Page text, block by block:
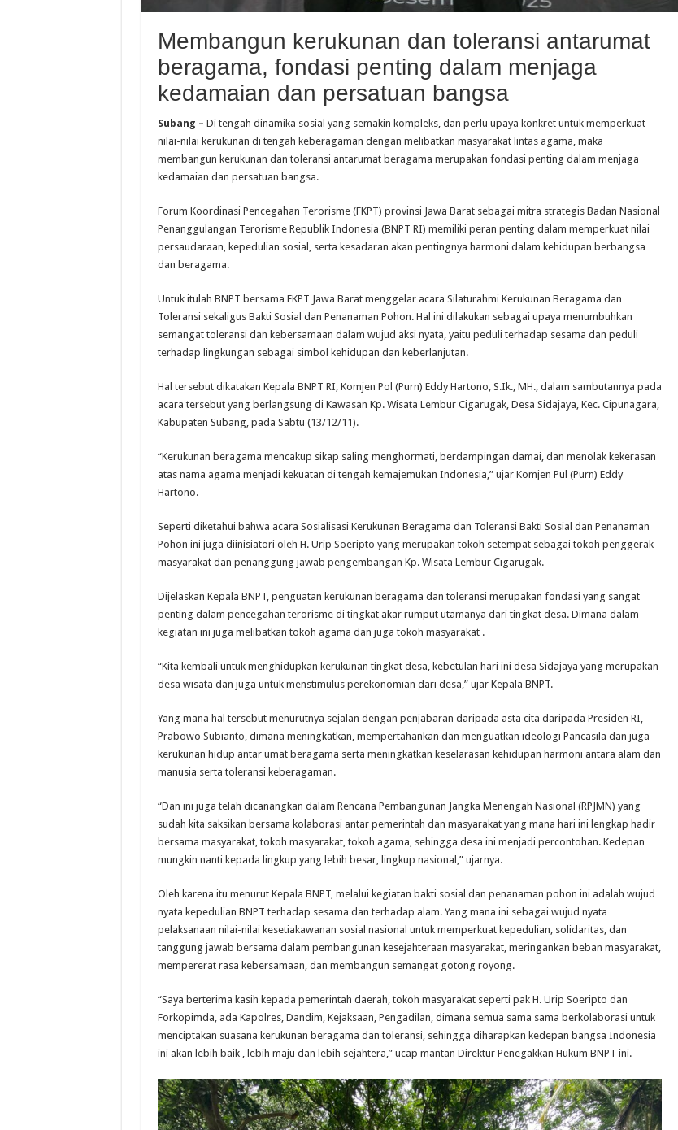
Membangun kerukunan dan toleransi antarumat
beragama, fondasi penting dalam menjaga
kedamaian dan persatuan bangsa
Subang – Di tengah dinamika sosial yang semakin kompleks, dan perlu upaya konkret untuk memperkuat
nilai-nilai kerukunan di tengah keberagaman dengan melibatkan masyarakat lintas agama, maka
membangun kerukunan dan toleransi antarumat beragama merupakan fondasi penting dalam menjaga
kedamaian dan persatuan bangsa.
Forum Koordinasi Pencegahan Terorisme (FKPT) provinsi Jawa Barat sebagai mitra strategis Badan Nasional
Penanggulangan Terorisme Republik Indonesia (BNPT RI) memiliki peran penting dalam memperkuat nilai
persaudaraan, kepedulian sosial, serta kesadaran akan pentingnya harmoni dalam kehidupan berbangsa
dan beragama.
Untuk itulah BNPT bersama FKPT Jawa Barat menggelar acara Silaturahmi Kerukunan Beragama dan
Toleransi sekaligus Bakti Sosial dan Penanaman Pohon. Hal ini dilakukan sebagai upaya menumbuhkan
semangat toleransi dan kebersamaan dalam wujud aksi nyata, yaitu peduli terhadap sesama dan peduli
terhadap lingkungan sebagai simbol kehidupan dan keberlanjutan.
Hal tersebut dikatakan Kepala BNPT RI, Komjen Pol (Purn) Eddy Hartono, S.Ik., MH., dalam sambutannya pada
acara tersebut yang berlangsung di Kawasan Kp. Wisata Lembur Cigarugak, Desa Sidajaya, Kec. Cipunagara,
Kabupaten Subang, pada Sabtu (13/12/11).
“Kerukunan beragama mencakup sikap saling menghormati, berdampingan damai, dan menolak kekerasan
atas nama agama menjadi kekuatan di tengah kemajemukan Indonesia,” ujar Komjen Pul (Purn) Eddy
Hartono.
Seperti diketahui bahwa acara Sosialisasi Kerukunan Beragama dan Toleransi Bakti Sosial dan Penanaman
Pohon ini juga diinisiatori oleh H. Urip Soeripto yang merupakan tokoh setempat sebagai tokoh penggerak
masyarakat dan penanggung jawab pengembangan Kp. Wisata Lembur Cigarugak.
Dijelaskan Kepala BNPT, penguatan kerukunan beragama dan toleransi merupakan fondasi yang sangat
penting dalam pencegahan terorisme di tingkat akar rumput utamanya dari tingkat desa. Dimana dalam
kegiatan ini juga melibatkan tokoh agama dan juga tokoh masyarakat .
“Kita kembali untuk menghidupkan kerukunan tingkat desa, kebetulan hari ini desa Sidajaya yang merupakan
desa wisata dan juga untuk menstimulus perekonomian dari desa,” ujar Kepala BNPT.
Yang mana hal tersebut menurutnya sejalan dengan penjabaran daripada asta cita daripada Presiden RI,
Prabowo Subianto, dimana meningkatkan, mempertahankan dan menguatkan ideologi Pancasila dan juga
kerukunan hidup antar umat beragama serta meningkatkan keselarasan kehidupan harmoni antara alam dan
manusia serta toleransi keberagaman.
“Dan ini juga telah dicanangkan dalam Rencana Pembangunan Jangka Menengah Nasional (RPJMN) yang
sudah kita saksikan bersama kolaborasi antar pemerintah dan masyarakat yang mana hari ini lengkap hadir
bersama masyarakat, tokoh masyarakat, tokoh agama, sehingga desa ini menjadi percontohan. Kedepan
mungkin nanti kepada lingkup yang lebih besar, lingkup nasional,” ujarnya.
Oleh karena itu menurut Kepala BNPT, melalui kegiatan bakti sosial dan penanaman pohon ini adalah wujud
nyata kepedulian BNPT terhadap sesama dan terhadap alam. Yang mana ini sebagai wujud nyata
pelaksanaan nilai-nilai kesetiakawanan sosial nasional untuk memperkuat kepedulian, solidaritas, dan
tanggung jawab bersama dalam pembangunan kesejahteraan masyarakat, meringankan beban masyarakat,
mempererat rasa kebersamaan, dan membangun semangat gotong royong.
“Saya berterima kasih kepada pemerintah daerah, tokoh masyarakat seperti pak H. Urip Soeripto dan
Forkopimda, ada Kapolres, Dandim, Kejaksaan, Pengadilan, dimana semua sama sama berkolaborasi untuk
menciptakan suasana kerukunan beragama dan toleransi, sehingga diharapkan kedepan bangsa Indonesia
ini akan lebih baik , lebih maju dan lebih sejahtera,” ucap mantan Direktur Penegakkan Hukum BNPT ini.